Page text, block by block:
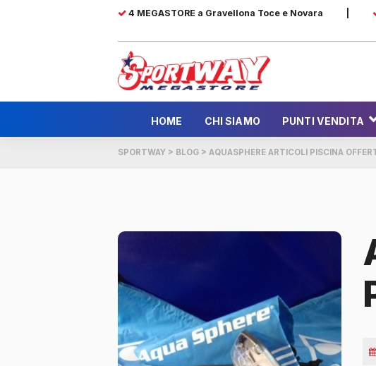
4 MEGASTORE a Gravellona Toce e Novara
HOME CHI SIAMO PUNTI VENDITA
SPORTWAY > BLOG > AQUASPHERE ARTICOLI PISCINA